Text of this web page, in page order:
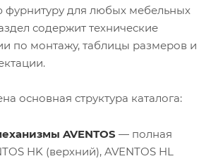
фурнитуру для любых мебельных
содержит технические
по монтажу, таблицы размеров и
основная структура каталога:
AVENTOS — полная
HK (верхний), AVENTOS HL